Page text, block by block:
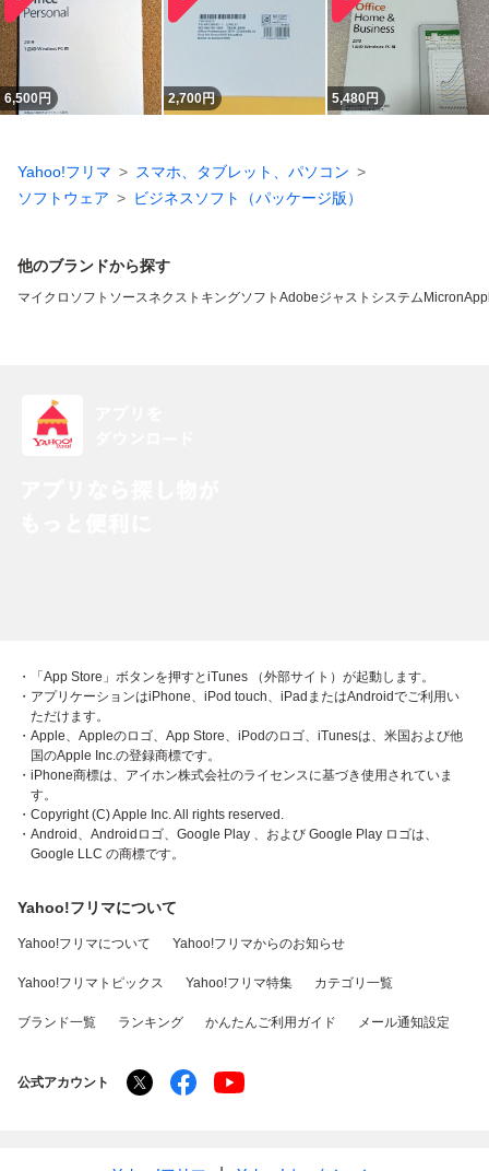
6,500円 2,700円 5,480円
Yahoo!フリマ
スマホ、タブレット、パソコン
ソフトウェア
ビジネスソフト（パッケージ版）
他のブランドから探す
マイクロソフト ソースネクスト キングソフト Adobeジャストシステム Micron
・「App Store」ボタンを押すとiTunes （外部サイト）が起動します。
・アプリケーションはiPhone、iPod touch、iPadまたはAndroidでご利用い
ただけます。
・Apple、Appleのロゴ、App Store、iPodのロゴ、iTunesは、米国および他
国のApple Inc.の登録商標です。
・iPhone商標は、アイホン株式会社のライセンスに基づき使用されていま
す。
・Copyright (C) Apple Inc. All rights reserved.
・Android、Androidロゴ、Google Play 、および Google Play ロゴは、
Google LLC の商標です。
Yahoo!フリマについて
Yahoo!フリマについて Yahoo!フリマからのお知らせ
Yahoo!フリマトピックス Yahoo!フリマ特集 カテゴリ一覧
ブランド一覧 ランキング かんたんご利用ガイド メール通知設定
公式アカウント